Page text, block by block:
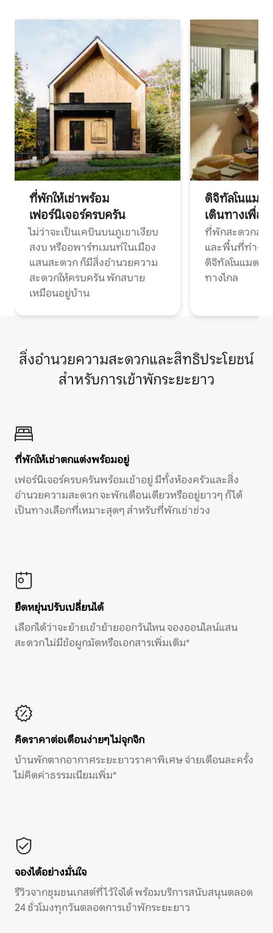
ที่พักให้เช่าพร้อม
เฟอร์นิเจอร์ครบครัน
ไม่ว่าจะเป็นเคบินบนภูเขาเงียบ
สงบ หรืออพาร์ทเมนท์ในเมือง
แสนสะดวก ก็มีสิ่งอำนวยความ
สะดวกให้ครบครัน พักสบาย
เหมือนอยู่บ้าน
ดิจิทัลโนแมด
เดินทางเพื่อ
ที่พักสะดวกสบ
และพื้นที่ทำงา
ดิจิทัลโนแมดแ
ทางไกล
สิ่งอำนวยความสะดวกและสิทธิประโยชน์
สำหรับการเข้าพักระยะยาว
ที่พักให้เช่าตกแต่งพร้อมอยู่
เฟอร์นิเจอร์ครบครันพร้อมเข้าอยู่ มีทั้งห้องครัวและสิ่ง
อำนวยความสะดวก จะพักเดือนเดียวหรืออยู่ยาวๆ ก็ได้
เป็นทางเลือกที่เหมาะสุดๆ สำหรับที่พักเช่าช่วง
ยืดหยุ่นปรับเปลี่ยนได้
เลือกได้ว่าจะย้ายเข้าย้ายออกวันไหน จองออนไลน์แสน
สะดวก ไม่มีข้อผูกมัดหรือเอกสารเพิ่มเติม*
คิดราคาต่อเดือนง่ายๆ ไม่จุกจิก
บ้านพักตากอากาศระยะยาวราคาพิเศษ จ่ายเดือนละครั้ง
ไม่คิดค่าธรรมเนียมเพิ่ม*
จองได้อย่างมั่นใจ
รีวิวจากชุมชนเกสต์ที่ไว้ใจได้ พร้อมบริการสนับสนุนตลอด
24 ชั่วโมงทุกวันตลอดการเข้าพักระยะยาว